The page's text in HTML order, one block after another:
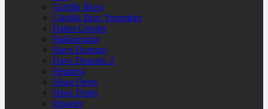
Gizlilik İlkesi
Günlük Burç Yorumları
Haber Gönder
Hakkımızda
Hava Durumu
Hava Durumu 2
Header4
Hisse Detay
Hisse Detay
Hisseler